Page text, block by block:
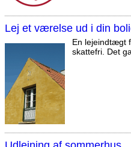
Lej et værelse ud i din
En lejeindtægt
skattefri. Det